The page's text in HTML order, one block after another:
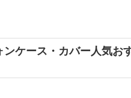
ンケース・カバー人気お